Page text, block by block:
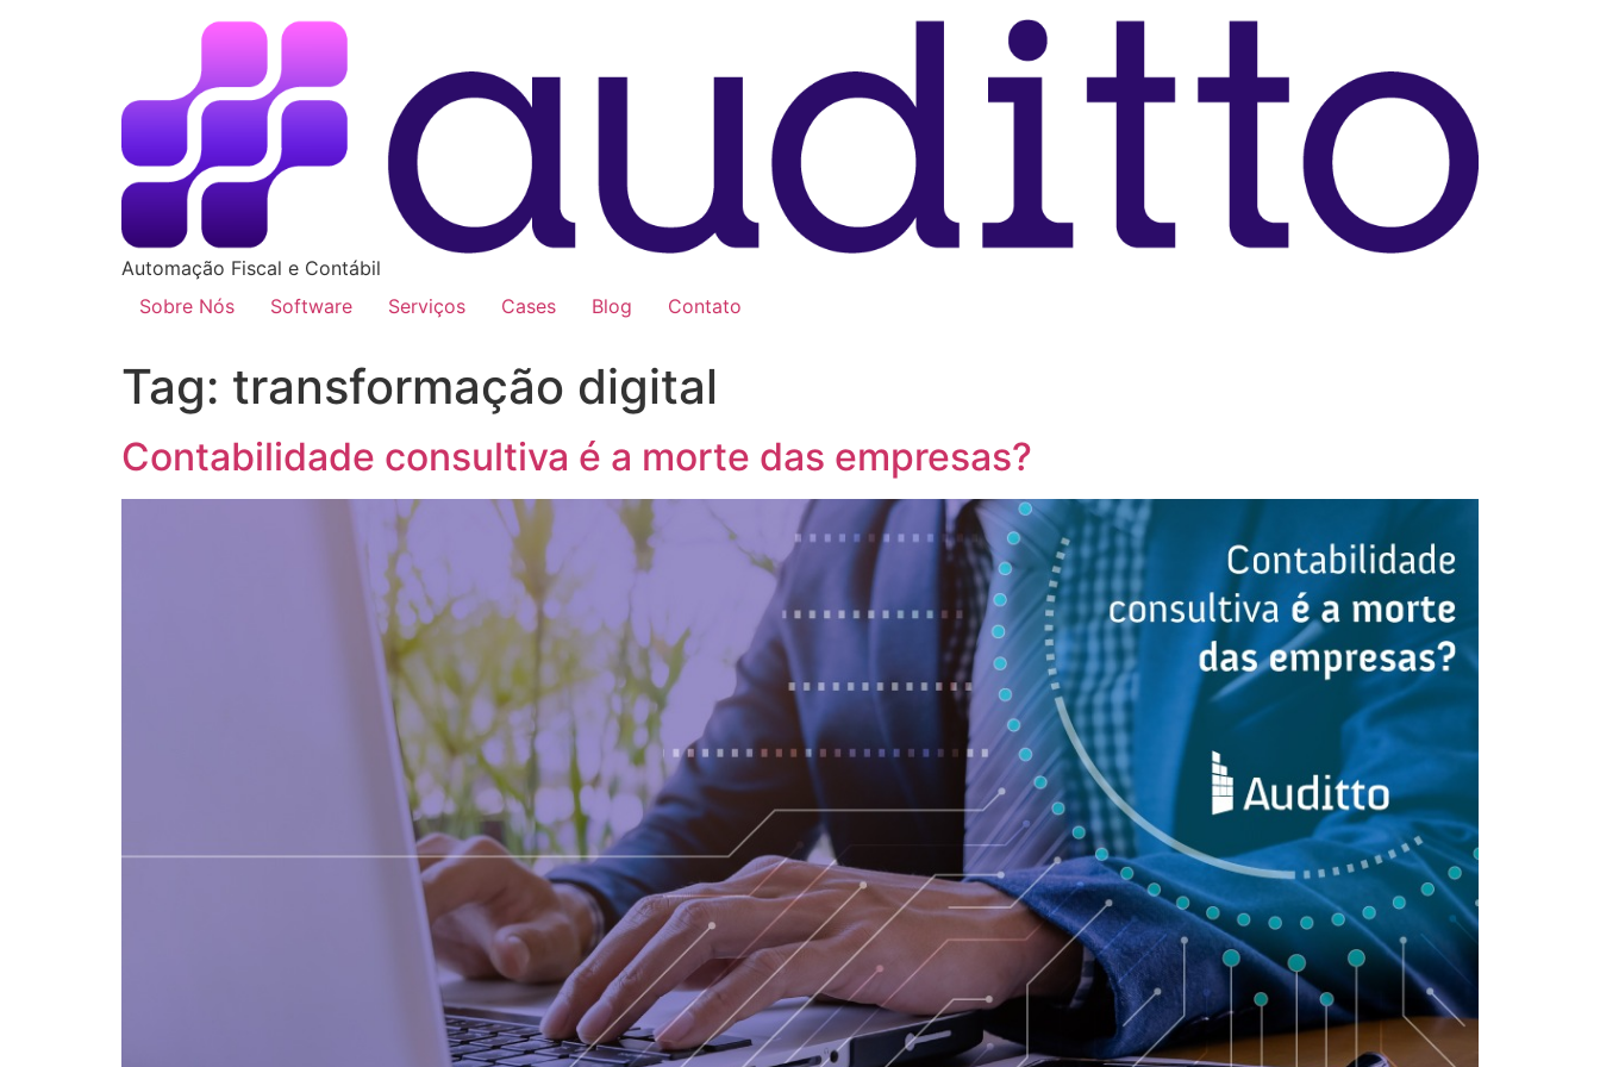
Automação Fiscal e Contábil
Sobre Nós
Software Serviços Cases Blog Contato
Tag: transformação digital
Contabilidade consultiva é a morte das empresas?